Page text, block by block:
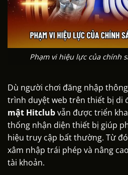
Phạm vi hiệu lực của chính
Dù người chơi đăng nhập
trình duyệt web trên thiết bị di
mật Hitclubvẫn được triển
thống nhận diện thiết bị giúp
hiệu truy cập bất thường. Từ
xâm nhập trái phép và nâng
tài khoản.